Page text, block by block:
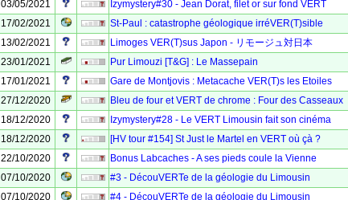
03/05/2021
Izymystery#30 - Jean Dorat, filet or sur fond VERT
17/02/2021
St-Paul : catastrophe géologique irréVER(T)sible
13/02/2021
Limoges VER(T)sus Japon - リモージュ対日本
23/01/2021
Pur Limouzi [T&G] : Le Massepain
17/01/2021
Gare de Montjovis : Metacache VER(T)s les Etoiles
27/12/2020
Bleu de four et VERT de chrome : Four des Casseaux
18/12/2020
Izymystery#28 - Le VERT Limousin fait son cinéma
18/12/2020
[HV tour #154] St Just le Martel en VERT où çà ?
22/10/2020
Bonus Labcaches - A ses pieds coule la Vienne
07/10/2020
#3 - DécouVERTe de la géologie du Limousin
07/10/2020
#4 - DécouVERTe de la géologie du Limousin